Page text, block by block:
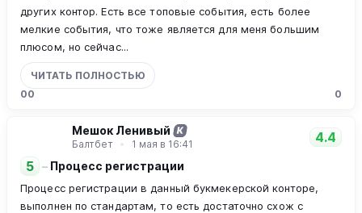
других контор. Есть все топовые события, есть более
мелкие события, что тоже является для меня большим
плюсом, но сейчас...
ЧИТАТЬ ПОЛНОСТЬЮ
00 0
Мешок Ленивый К
Балтбет 1 мая в 16:41
4.4
5 – Процесс регистрации
Процесс регистрации в данный букмекерской конторе,
выполнен по стандартам, то есть достаточно схож с